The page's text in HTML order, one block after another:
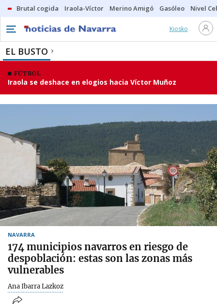
Brutal cogida Iraola-Víctor Merino Amigó Gasóleo Nivel
Kiosko
EL BUSTO
FÚTBOL
Iraola se deshace en elogios hacia Víctor Muñoz
NAVARRA
174 municipios navarros en riesgo de
despoblación: estas son las zonas más
vulnerables
Ana Ibarra Lazkoz